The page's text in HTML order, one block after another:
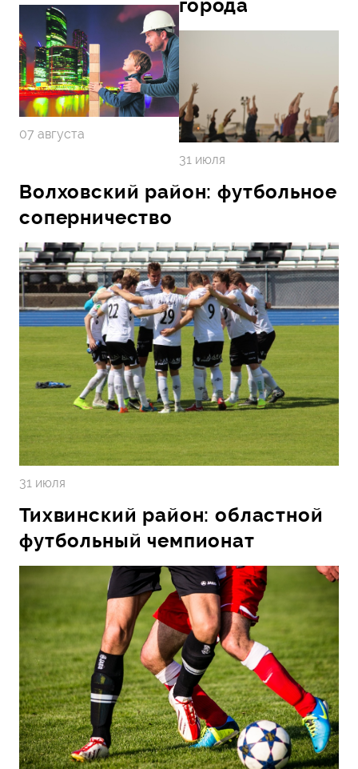
07 августа
города
31 июля
Волховский район: футбольное
соперничество
31 июля
Тихвинский район: областной
футбольный чемпионат